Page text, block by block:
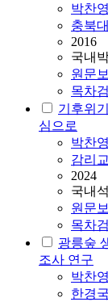
박찬영
충북
2016
국내
원문보
목차
기후위
심으로
박찬영
감리
2024
국내
원문보
목차
광릉숲
조사 연구
박찬영
한경